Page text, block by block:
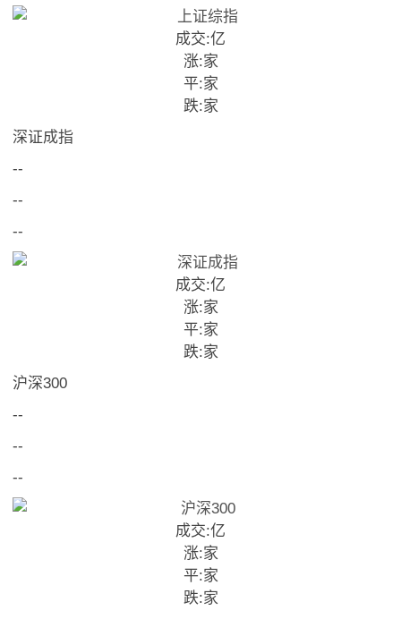
成交:亿
涨:家
平:家
跌:家
深证成指
--
--
--
成交:亿
涨:家
平:家
跌:家
沪深300
--
--
--
成交:亿
涨:家
平:家
跌:家